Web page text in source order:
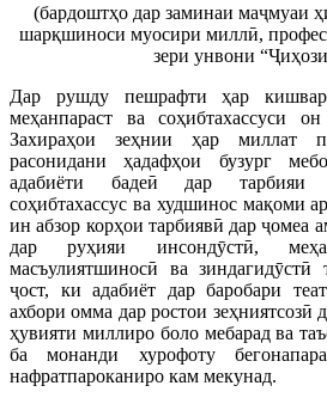
(бардоштҳо дар заминаи маҷмуаи
шарқшиноси муосири миллӣ,
зери унвони
Дар рушду пешрафти ҳар
меҳанпараст ва соҳибтахассуси
Захираҳои зеҳнии ҳар миллат
расонидани ҳадафҳои бузург
адабиёти бадеӣ дар тарбияи
соҳибтахассус ва худшинос мақоми
ин абзор корҳои тарбиявӣ дар ҷомеа
дар руҳияи инсондӯстӣ,
масъулиятшиносӣ ва
ҷост, ки адабиёт дар баробари
ахбори омма дар ростои зеҳниятсозӣ
ҳувияти миллиро боло мебарад ва
ба монанди хурофоту
нафратпароканиро кам мекунад.